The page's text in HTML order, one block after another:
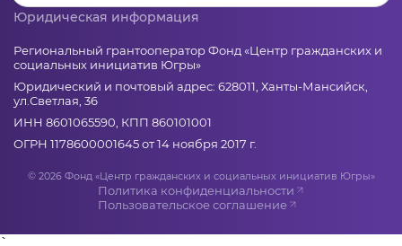
Юридическая информация
Региональный грантооператор Фонд «Центр гражданских и
социальных инициатив Югры»
Юридический и почтовый адрес: 628011, Ханты-Мансийск,
ул.Светлая, 36
ИНН 8601065590, КПП 860101001
ОГРН 1178600001645 от 14 ноября 2017 г.
© 2026 Фонд «Центр гражданских и социальных инициатив Югры»
Политика конфиденциальности
Пользовательское соглашение